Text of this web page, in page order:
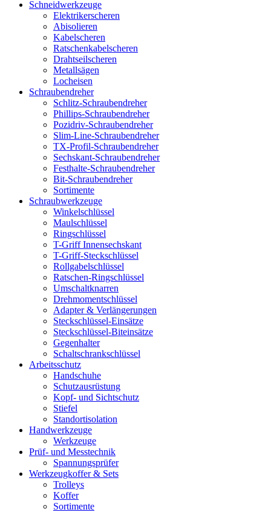
Schneidwerkzeuge
Elektrikerscheren
Abisolieren
Kabelscheren
Ratschenkabelscheren
Drahtseilscheren
Metallsägen
Locheisen
Schraubendreher
Schlitz-Schraubendreher
Phillips-Schraubendreher
Pozidriv-Schraubendreher
Slim-Line-Schraubendreher
TX-Profil-Schraubendreher
Sechskant-Schraubendreher
Festhalte-Schraubendreher
Bit-Schraubendreher
Sortimente
Schraubwerkzeuge
Winkelschlüssel
Maulschlüssel
Ringschlüssel
T-Griff Innensechskant
T-Griff-Steckschlüssel
Rollgabelschlüssel
Ratschen-Ringschlüssel
Umschaltknarren
Drehmomentschlüssel
Adapter & Verlängerungen
Steckschlüssel-Einsätze
Steckschlüssel-Biteinsätze
Gegenhalter
Schaltschrankschlüssel
Arbeitsschutz
Handschuhe
Schutzausrüstung
Kopf- und Sichtschutz
Stiefel
Standortisolation
Handwerkzeuge
Werkzeuge
Prüf- und Messtechnik
Spannungsprüfer
Werkzeugkoffer & Sets
Trolleys
Koffer
Sortimente